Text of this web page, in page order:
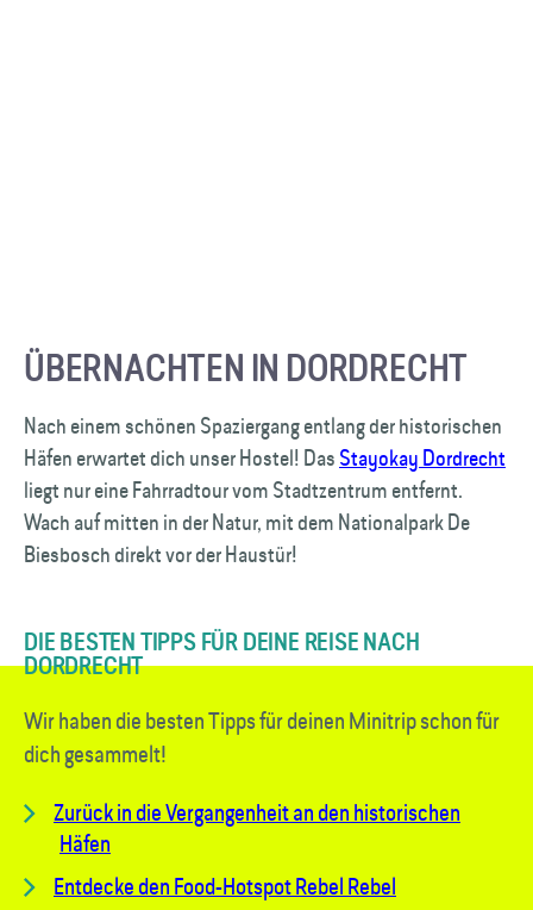
ÜBERNACHTEN IN DORDRECHT
Nach einem schönen Spaziergang entlang der historischen
Häfen erwartet dich unser Hostel! Das Stayokay Dordrecht
liegt nur eine Fahrradtour vom Stadtzentrum entfernt.
Wach auf mitten in der Natur, mit dem Nationalpark De
Biesbosch direkt vor der Haustür!
DIE BESTEN TIPPS FÜR DEINE REISE NACH
DORDRECHT
Wir haben die besten Tipps für deinen Minitrip schon für
dich gesammelt!
Zurück in die Vergangenheit an den historischen
Häfen
Entdecke den Food-Hotspot Rebel Rebel